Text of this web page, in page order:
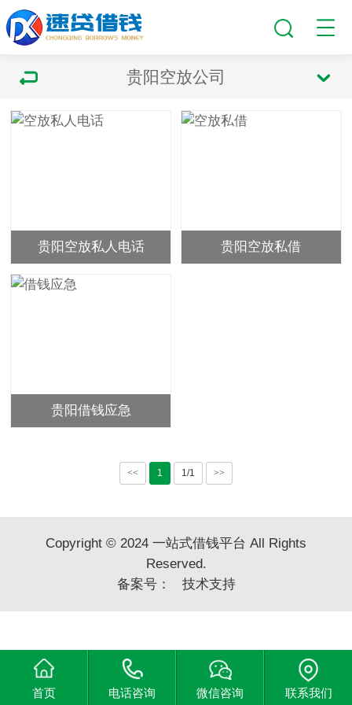
贵阳空放公司
贵阳空放私人电话 贵阳空放私借
贵阳借钱应急
<< 1 1/1 >>
Copyright © 2024 一站式借钱平台 All Rights
Reserved.
备案号：
技术支持
首页 电话咨询 微信咨询 联系我们